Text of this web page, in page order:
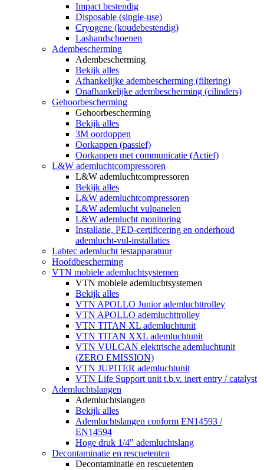
Impact bestendig
Disposable (single-use)
Cryogene (koudebestendig)
Lashandschoenen
Adembescherming
Adembescherming
Bekijk alles
Afhankelijke adembescherming (filtering)
Onafhankelijke adembescherming (cilinders)
Gehoorbescherming
Gehoorbescherming
Bekijk alles
3M oordoppen
Oorkappen (passief)
Oorkappen met communicatie (Actief)
L&W ademluchtcompressoren
L&W ademluchtcompressoren
Bekijk alles
L&W ademluchtcompressoren
L&W ademlucht vulpanelen
L&W ademlucht monitoring
Installatie, PED-certificering en onderhoud
ademlucht-vul-installaties
Labtec ademlucht testapparatuur
Hoofdbescherming
VTN mobiele ademluchtsystemen
VTN mobiele ademluchtsystemen
Bekijk alles
VTN APOLLO Junior ademluchttrolley
VTN APOLLO ademluchttrolley
VTN TITAN XL ademluchtunit
VTN TITAN XXL ademluchtunit
VTN VULCAN elektrische ademluchtunit
(ZERO EMISSION)
VTN JUPITER ademluchtunit
VTN Life Support unit t.b.v. inert entry / catalyst
Ademluchtslangen
Ademluchtslangen
Bekijk alles
Ademluchtslangen conform EN14593 /
EN14594
Hoge druk 1/4" ademluchtslang
Decontaminatie en rescuetenten
Decontaminatie en rescuetenten